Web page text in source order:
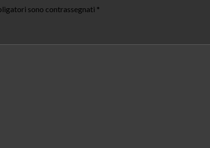
sono contrassegnati *